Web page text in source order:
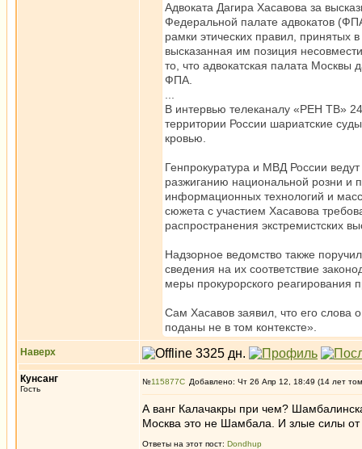
Адвоката Дагира Хасавова за
Федеральной палате адвокатов
рамки этических правил, принятых
высказанная им позиция
то, что адвокатская палата Москвы
ФПА.
В интервью телеканалу «РЕН ТВ»
территории России шариатские
кровью.
Генпрокуратура и МВД России
разжиганию национальной розни и
информационных технологий и
сюжета с участием Хасавова
распространения экстремистских
Надзорное ведомство также
сведения на их соответствие
меры прокурорского реагирования
Сам Хасавов заявил, что его слова
поданы не в том контексте».
Наверх
Кунсанг
Гость
№115877 Добавлено: Чт 26 Апр 12, 18:49 (14 лет
А ванг Калачакры при чем?
Москва это не Шамбала. И злые силы от
Ответы на этот пост: Dondhup